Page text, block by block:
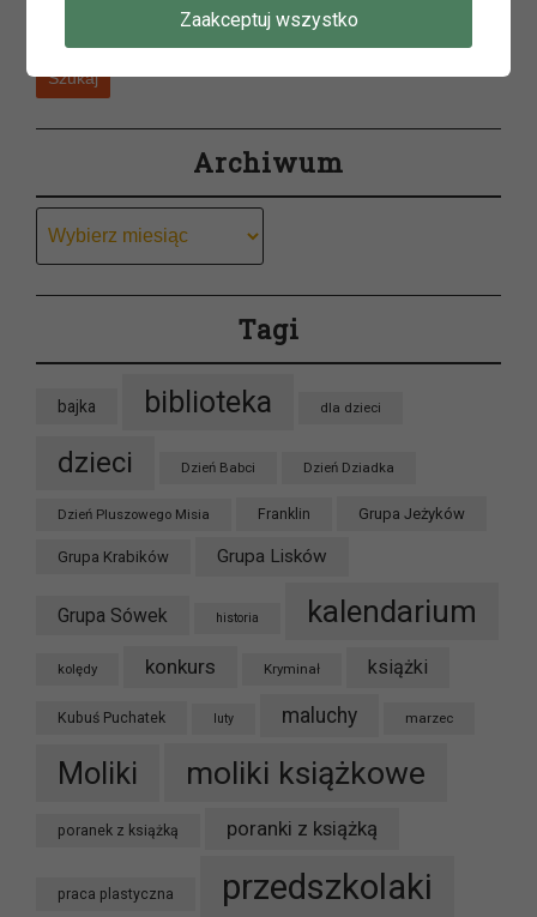
Szukaj
Archiwum
Tagi
bajka biblioteka dla dzieci
dzieci Dzień Babci Dzień Dziadka
Dzień Pluszowego Misia Franklin Grupa Jeżyków
Grupa Krabików Grupa Lisków
Grupa Sówek historia kalendarium
kolędy konkurs Kryminał książki
Kubuś Puchatek luty maluchy marzec
Moliki moliki książkowe
poranek z książką poranki z książką
praca plastyczna przedszkolaki
Zaakceptuj wszystko